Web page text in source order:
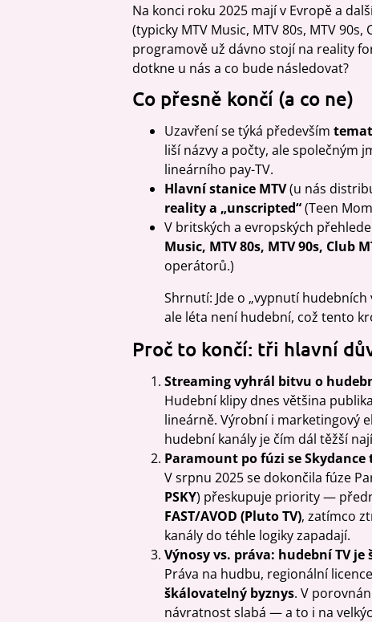
Na konci roku 2025 mají v Evropě a
(typicky MTV Music, MTV 80s, MTV
programově už dávno stojí na reality
dotkne u nás a co bude následovat?
Co přesně končí (a co ne)
Uzavření se týká především
liší názvy a počty, ale společným
lineárního pay-TV.
Hlavní stanice MTV(u nás
reality a „unscripted“(Teen
V britských a evropských
Music, MTV 80s, MTV 90s, Club
operátorů.)
Shrnutí: Jde o „vypnutí hudebních
ale léta není hudební, což tento
Proč to končí: tři hlavní
Streaming vyhrál bitvu o
Hudební klipy dnes většina
lineárně. Výrobní i marketingový
hudební kanály je čím dál těžší
Paramount po fúzi se
V srpnu 2025 se dokončila fúze
PSKY) přeskupuje priority —
FAST/AVOD (Pluto TV), zatímco
kanály do téhle logiky zapadají.
Výnosy vs. práva: hudební TV
Práva na hudbu, regionální
škálovatelný byznys. V
návratnost slabá — a to i na